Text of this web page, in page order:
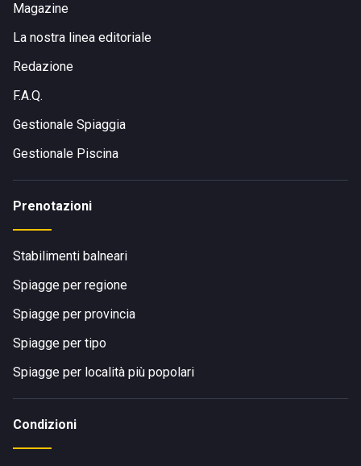
Magazine
La nostra linea editoriale
Redazione
F.A.Q.
Gestionale Spiaggia
Gestionale Piscina
Prenotazioni
Stabilimenti balneari
Spiagge per regione
Spiagge per provincia
Spiagge per tipo
Spiagge per località più popolari
Condizioni